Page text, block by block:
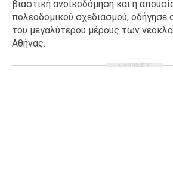
βιαστική ανοικοδόμηση και η
πολεοδομικού σχεδιασμού, οδήγησε
του μεγαλύτερου μέρους των
Αθήνας.
ΔΙΑΦΗΜΙΣΗ